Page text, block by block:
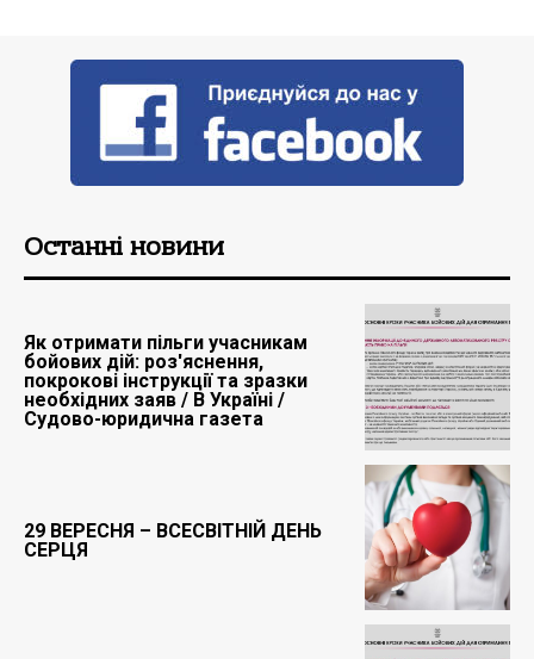
Останні новини
Як отримати пільги учасникам
бойових дій: роз'яснення,
покрокові інструкції та зразки
необхідних заяв / В Україні /
Судово-юридична газета
29 ВЕРЕСНЯ – ВСЕСВІТНІЙ ДЕНЬ
СЕРЦЯ